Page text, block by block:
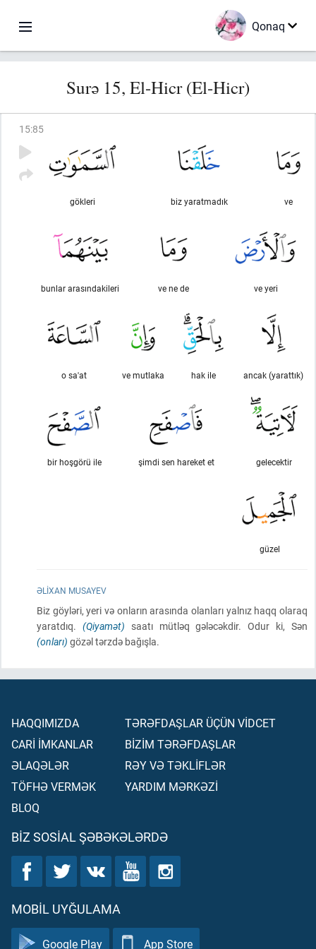
Qonaq
Surə 15, El-Hicr (El-Hicr)
15:85
ve
biz yaratmadık
gökleri
ve yeri
ve ne de
bunlar arasındakileri
ancak (yarattık)
hak ile
ve mutlaka
o sa'at
gelecektir
şimdi sen hareket et
bir hoşgörü ile
güzel
ƏLIXAN MUSAYEV
Biz göyləri, yeri və onların arasında olanları yalnız haqq olaraq
yaratdıq. (Qiyamət) saatı mütləq gələcəkdir. Odur ki, Sən
(onları) gözəl tərzdə bağışla.
HAQQIMIZDA
CARİ İMKANLAR
ƏLAQƏLƏR
TÖFHƏ VERMƏK
BLOQ
TƏRƏFDAŞLAR ÜÇÜN VİDCET
BİZİM TƏRƏFDAŞLAR
RƏY VƏ TƏKLİFLƏR
YARDIM MƏRKƏZİ
BIZ SOSIAL ŞƏBƏKƏLƏRDƏ
MOBIL UYĞULAMA
Google Play App Store